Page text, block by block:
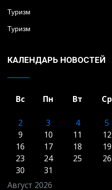
Туризм
Туризм
КАЛЕНДАРЬ НОВОСТЕЙ
Август 2026
Вс Пн Вт Ср
2
3 4 5
9
10 11 12
16
17 18 19
23
24 25 26
30
31